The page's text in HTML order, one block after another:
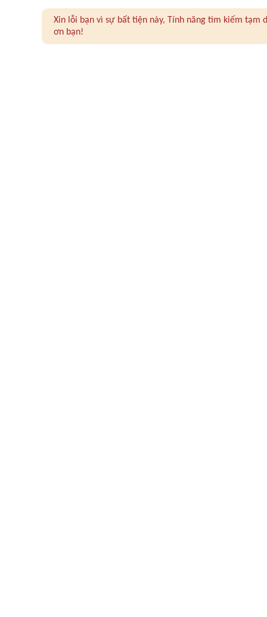
Xin lỗi bạn vì sự bất tiện này, Tính năng tìm kiếm
ơn bạn!